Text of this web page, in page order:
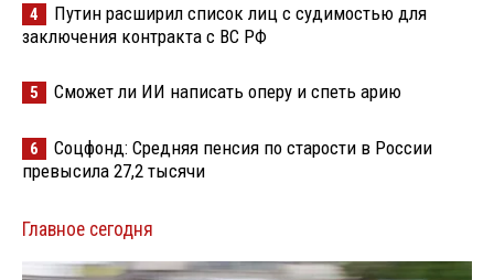
4
Путин расширил список лиц с судимостью для
заключения контракта с ВС РФ
5 Сможет ли ИИ написать оперу и спеть арию
6
Соцфонд: Средняя пенсия по старости в России
превысила 27,2 тысячи
Главное сегодня